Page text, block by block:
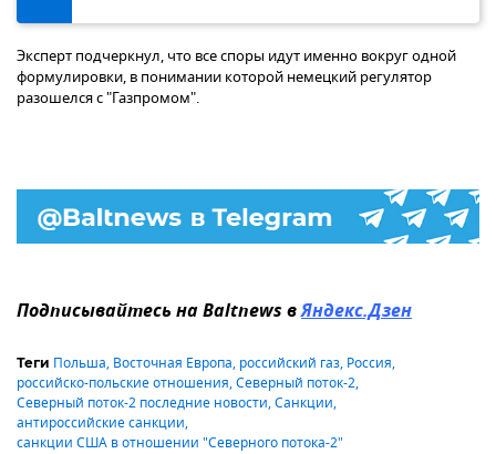
Эксперт подчеркнул, что все споры идут именно вокруг одной
формулировки, в понимании которой немецкий регулятор
разошелся с "Газпромом".
Подписывайтесь на Baltnews вЯндекс.Дзен
Теги Польша, Восточная Европа, российский газ, Россия,
российско-польские отношения,Северный поток-2,
Северный поток-2 последние новости,Санкции,
антироссийские санкции,
санкции США в отношении "Северного потока-2"